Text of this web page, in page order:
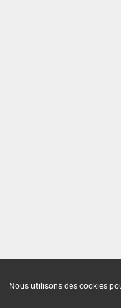
Nous utilisons des cookies